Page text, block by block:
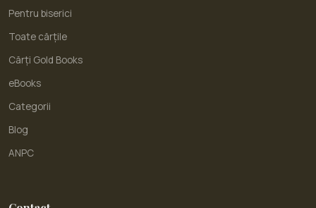
Pentru biserici
Toate cărțile
Cărți Gold Books
eBooks
Categorii
Blog
ANPC